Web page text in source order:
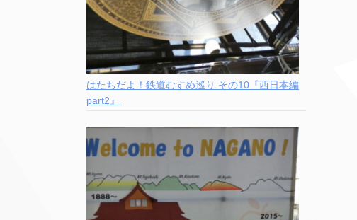
はたちだよ！鉄道むすめ巡り その10『西日本編
part2』